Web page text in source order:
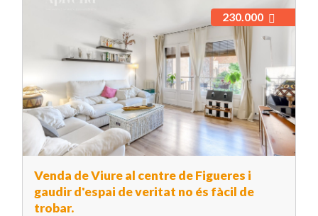
Venda de Viure al centre de Figueres i
gaudir d'espai de veritat no és fàcil de
trobar.
230.000